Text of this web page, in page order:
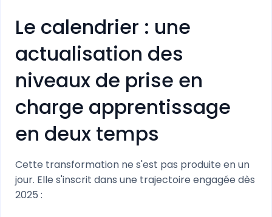
Le calendrier : une
actualisation des
niveaux de prise en
charge apprentissage
en deux temps
Cette transformation ne s'est pas produite en un
jour. Elle s'inscrit dans une trajectoire engagée dès
2025 :